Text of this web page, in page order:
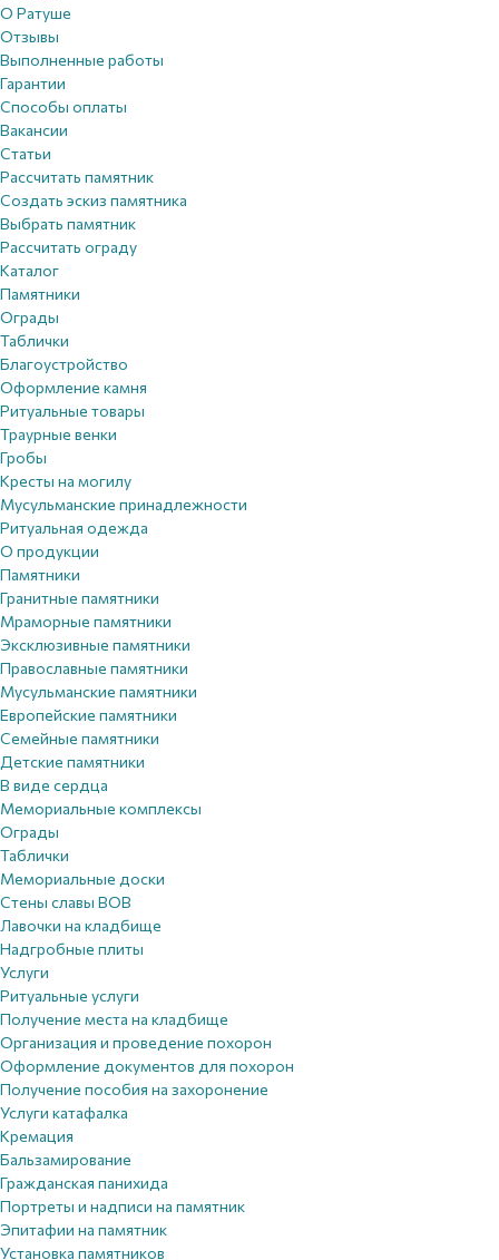
О Ратуше
Отзывы
Выполненные работы
Гарантии
Способы оплаты
Вакансии
Статьи
Рассчитать памятник
Создать эскиз памятника
Выбрать памятник
Рассчитать ограду
Каталог
Памятники
Ограды
Таблички
Благоустройствo
Оформление камня
Ритуальные товары
Траурные венки
Гробы
Кресты на могилу
Мусульманские принадлежности
Ритуальная одежда
О продукции
Памятники
Гранитные памятники
Мраморные памятники
Эксклюзивные памятники
Православные памятники
Мусульманские памятники
Европейские памятники
Семейные памятники
Детские памятники
В виде сердца
Мемориальные комплексы
Ограды
Таблички
Мемориальные доски
Стены славы ВОВ
Лавочки на кладбище
Надгробные плиты
Услуги
Ритуальные услуги
Получение места на кладбище
Организация и проведение похорон
Оформление документов для похорон
Получение пособия на захоронение
Услуги катафалка
Кремация
Бальзамирование
Гражданская панихида
Портреты и надписи на памятник
Эпитафии на памятник
Установка памятников